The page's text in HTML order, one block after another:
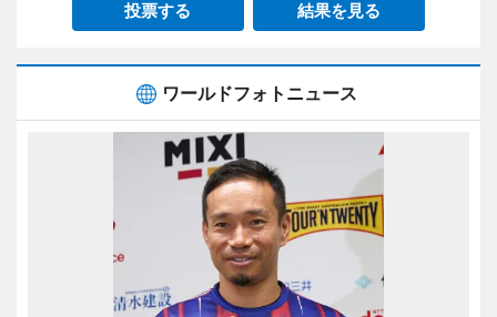
投票する 結果を見る
ワールドフォトニュース